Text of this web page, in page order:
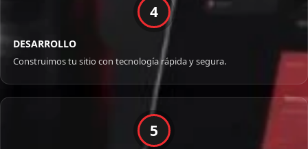
4
DESARROLLO
Construimos tu sitio con tecnología rápida y segura.
5